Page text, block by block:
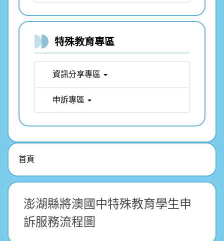
特殊教育專區
資訊分享專區
申訴專區
首頁
澎湖縣將澳國中特殊教育學生申
訴服務流程圖